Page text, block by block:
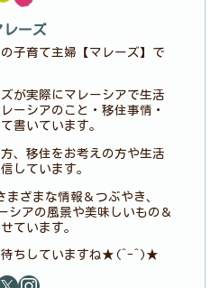
レーズ
子育て主婦【マレーズ】で
が実際にマレーシアで生活
ーシアのこと・移住事情・
書いています。
、移住をお考えの方や生活
しています。
まざまな情報＆つぶやき、
シアの風景や美味しいもの＆
ています。
待ちしていますね★(^-^)★